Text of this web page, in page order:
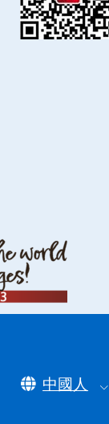
中國人